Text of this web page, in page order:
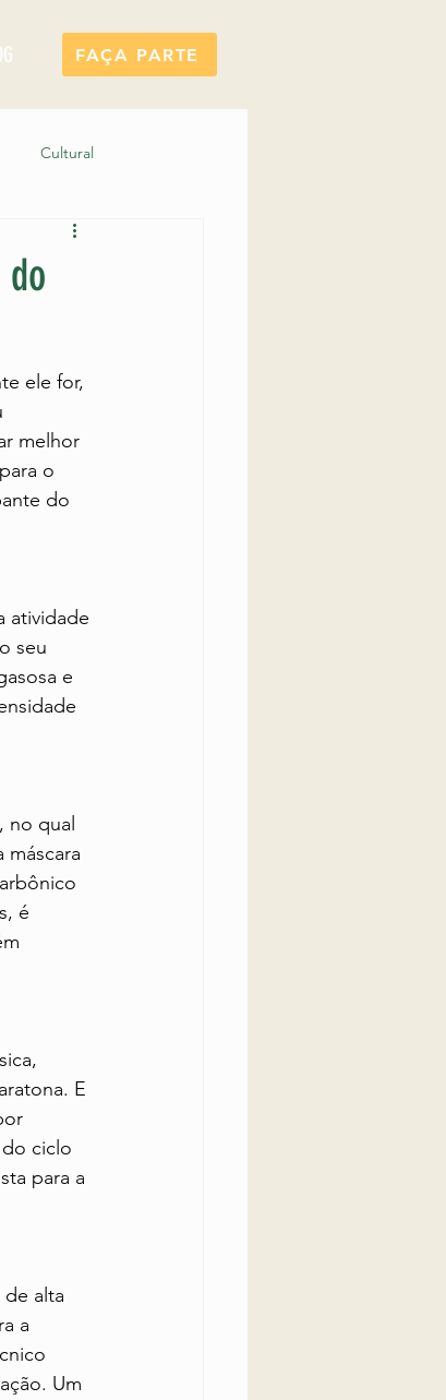
FAÇA PARTE
Cultural
ele for,
melhor
o
do
atividade
seu
e
no qual
é
E
ciclo
para a
alta
a
Um